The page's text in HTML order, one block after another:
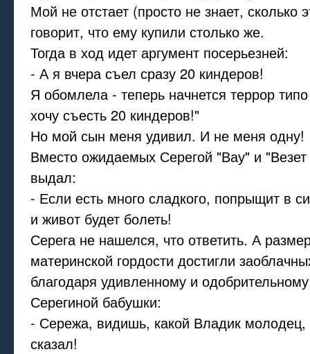
Мой не отстает (просто не знает, сколько
говорит, что ему купили столько же.
Тогда в ход идет аргумент посерьезней:
- А я вчера съел сразу 20 киндеров!
Я обомлела - теперь начнется террор
хочу съесть 20 киндеров!"
Но мой сын меня удивил. И не меня одну!
Вместо ожидаемых Серегой "Вау" и
выдал:
- Если есть много сладкого, попрыщит в
и живот будет болеть!
Серега не нашелся, что ответить. А
материнской гордости достигли
благодаря удивленному и одобрительному
Серегиной бабушки:
- Сережа, видишь, какой Владик молодец,
сказал!